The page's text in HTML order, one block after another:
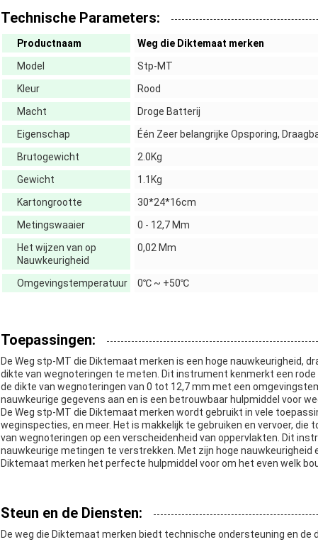
Technische Parameters:
Productnaam
Weg die Diktemaat merken
Model
Stp-MT
Kleur
Rood
Macht
Droge Batterij
Eigenschap
Één Zeer belangrijke Opsporing,
Brutogewicht
2.0Kg
Gewicht
1.1Kg
Kartongrootte
30*24*16cm
Metingswaaier
0 - 12,7 Mm
Het wijzen van op
Nauwkeurigheid
0,02 Mm
Omgevingstemperatuur 0℃ ~ +50℃
Toepassingen:
De Weg stp-MT die Diktemaat merken is een hoge nauwkeurigheid,
dikte van wegnoteringen te meten. Dit instrument kenmerkt een
de dikte van wegnoteringen van 0 tot 12,7 mm met een
nauwkeurige gegevens aan en is een betrouwbaar hulpmiddel voor
De Weg stp-MT die Diktemaat merken wordt gebruikt in vele
weginspecties, en meer. Het is makkelijk te gebruiken en vervoer,
van wegnoteringen op een verscheidenheid van oppervlakten. Dit
nauwkeurige metingen te verstrekken. Met zijn hoge nauwkeurigheid
Diktemaat merken het perfecte hulpmiddel voor om het even welk
Steun en de Diensten:
De weg die Diktemaat merken biedt technische ondersteuning en